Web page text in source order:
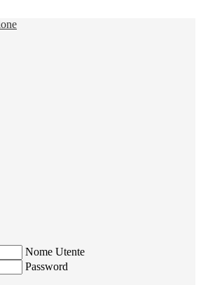
Nome Utente
Password